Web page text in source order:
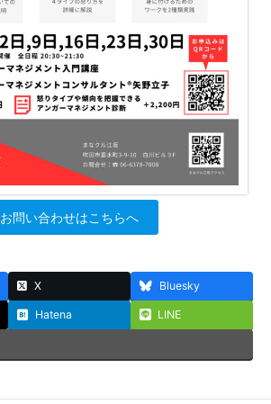
お問い合わせはこちらへ
X Bluesky
Hatena LINE